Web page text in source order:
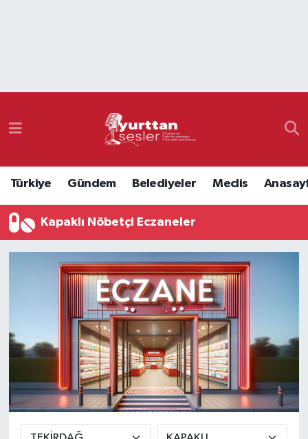
Türkiye Gündem Belediyeler Meclis
Kapaklı Nöbetçi Eczaneler
Namaz Vakitleri
Süper Lig Puan Durumu ve Fikstür
Tüm Manşetler
Son Dakika Haberleri
Haber Arşivi